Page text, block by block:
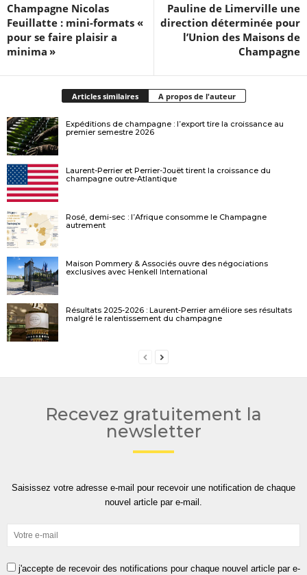
Champagne Nicolas
Feuillatte : mini-formats «
pour se faire plaisir a
minima »
Pauline de Limerville une
direction déterminée pour
l’Union des Maisons de
Champagne
Articles similaires A propos de l'auteur
Expéditions de champagne : l’export tire la croissance au
premier semestre 2026
Laurent-Perrier et Perrier-Jouët tirent la croissance du
champagne outre-Atlantique
Rosé, demi-sec : l’Afrique consomme le Champagne
autrement
Maison Pommery & Associés ouvre des négociations
exclusives avec Henkell International
Résultats 2025-2026 : Laurent-Perrier améliore ses résultats
malgré le ralentissement du champagne
Recevez gratuitement la
newsletter
Saisissez votre adresse e-mail pour recevoir une notification de chaque
nouvel article par e-mail.
j'accepte de recevoir des notifications pour chaque nouvel article par e-